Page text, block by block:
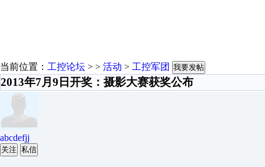
当前位置： 工控论坛 > > 活动 > 工控军团 我要发帖
2013年7月9日开奖：摄影大赛获奖公布
abcdefjj
关注 私信